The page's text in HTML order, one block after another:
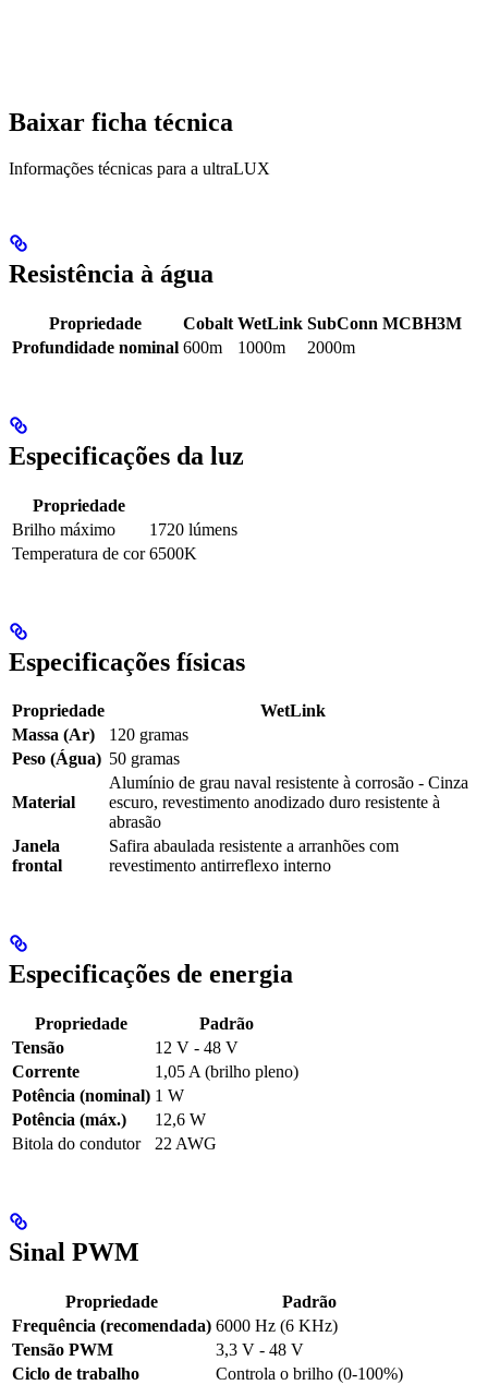
Baixar ficha técnica
Informações técnicas para a ultraLUX
Resistência à água
Propriedade Cobalt WetLink SubConn MCBH3M
Profundidade nominal 600m 1000m 2000m
Especificações da luz
Propriedade
Brilho máximo
1720 lúmens
Temperatura de cor 6500K
Especificações físicas
Propriedade
WetLink
Massa (Ar)
120 gramas
Peso (Água) 50 gramas
Material
Alumínio de grau naval resistente à corrosão - Cinza
escuro, revestimento anodizado duro resistente à
abrasão
Janela
frontal
Safira abaulada resistente a arranhões com
revestimento antirreflexo interno
Especificações de energia
Propriedade
Padrão
Tensão
12 V - 48 V
Corrente
1,05 A (brilho pleno)
Potência (nominal) 1 W
Potência (máx.)
12,6 W
Bitola do condutor
22 AWG
Sinal PWM
Propriedade
Padrão
Frequência (recomendada) 6000 Hz (6 KHz)
Tensão PWM
3,3 V - 48 V
Ciclo de trabalho
Controla o brilho (0-100%)